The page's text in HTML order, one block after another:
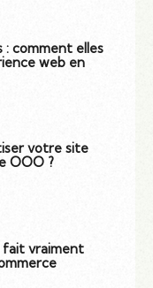
: comment elles
web en
votre site
OOO ?
fait vraiment